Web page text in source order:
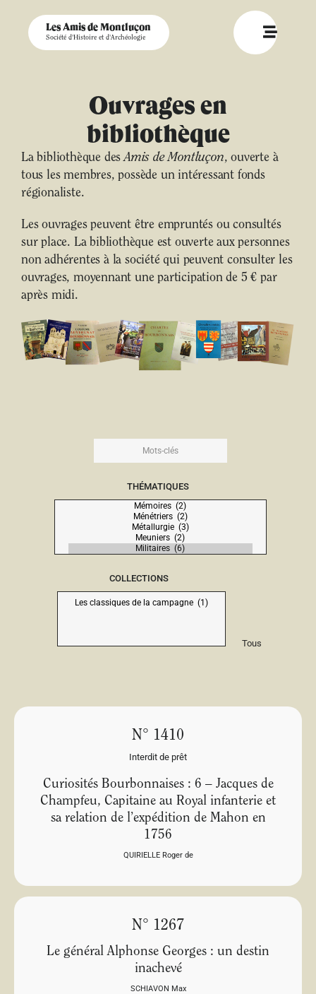
Les Amis de Montluçon
Société d'Histoire et d'Archéologie
Ouvrages en
bibliothèque
La bibliothèque desAmis de Montluçon, ouverte à
tous les membres, possède un intéressant fonds
régionaliste.
Les ouvrages peuvent être empruntés ou consultés
sur place. La bibliothèque est ouverte aux personnes
non adhérentes à la société qui peuvent consulter les
ouvrages, moyennant une participation de 5 € par
après midi.
THÉMATIQUES
COLLECTIONS
Tous
N° 1410
Interdit de prêt
Curiosités Bourbonnaises : 6 – Jacques de
Champfeu, Capitaine au Royal infanterie et
sa relation de l’expédition de Mahon en
1756
QUIRIELLE Roger de
N° 1267
Le général Alphonse Georges : un destin
inachevé
SCHIAVON Max